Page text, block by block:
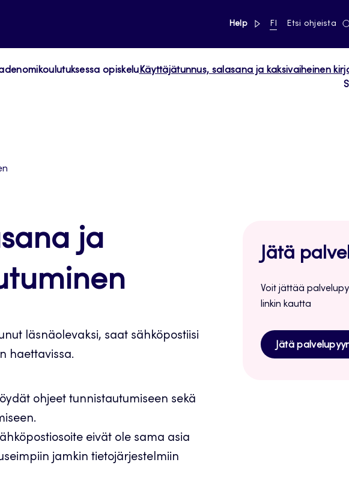
Help linkki pääsivustolle
NYKYINEN
FI Etsi ohjeista
opiskelu Käyttäjätunnus, salasana ja kaksivaiheinen
ja
läsnäolevaksi, saat sähköpostiisi
haettavissa.
ohjeet tunnistautumiseen sekä
eivät ole sama asia
jamkin tietojärjestelmiin
Jätä
Voit jättää
linkin kautta
Jätä